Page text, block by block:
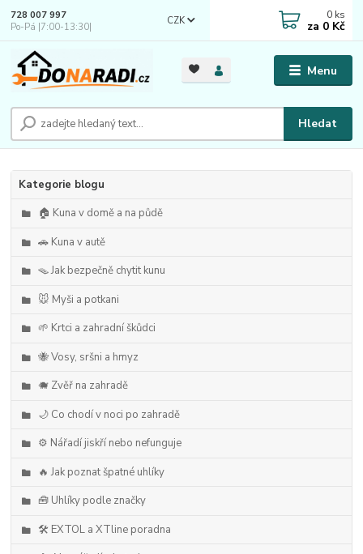
Menu
CZK
Hledat
728 007 997
Po-Pá |7:00-13:30|
0 ks
za 0 Kč
Kategorie blogu
🏠 Kuna v domě a na půdě
🚗 Kuna v autě
🪤 Jak bezpečně chytit kunu
🐭 Myši a potkani
🌱 Krtci a zahradní škůdci
🐝 Vosy, sršni a hmyz
🐗 Zvěř na zahradě
🌙 Co chodí v noci po zahradě
⚙️ Nářadí jiskří nebo nefunguje
🔥 Jak poznat špatné uhlíky
🧰 Uhlíky podle značky
🛠️ EXTOL a XTline poradna